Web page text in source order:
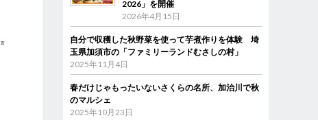
2026」を開催
2026年4月15日
自分で収穫した秋野菜を使って芋煮作りを体験 埼
玉県加須市の「ファミリーランドむさしの村」
2025年11月4日
春だけじゃもったいないさくらの名所、加治川で秋
のマルシェ
2025年10月23日